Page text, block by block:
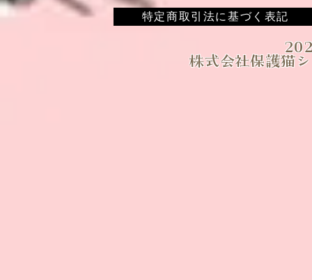
特定商取引法に基づく表記
株式会社保護猫